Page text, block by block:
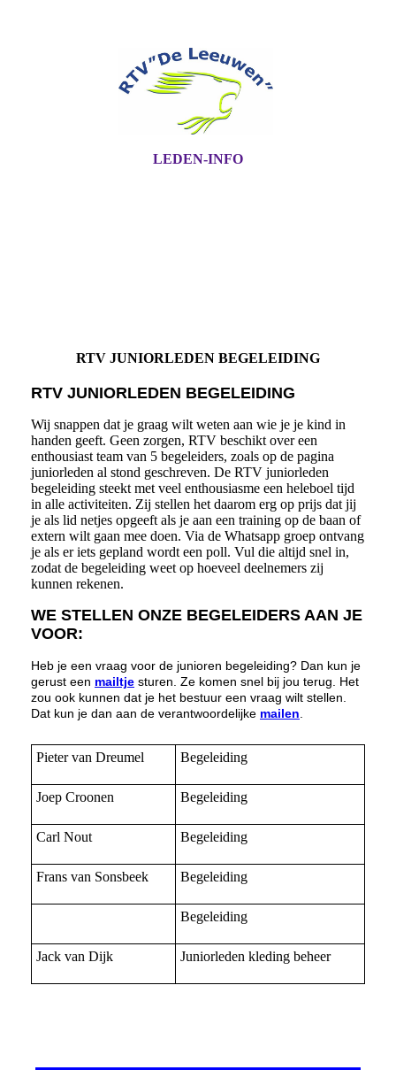
LEDEN-INFO
RTV JUNIORLEDEN BEGELEIDING
RTV JUNIORLEDEN BEGELEIDING
Wij snappen dat je graag wilt weten aan wie je je kind in
handen geeft. Geen zorgen, RTV beschikt over een
enthousiast team van 5 begeleiders, zoals op de pagina
juniorleden al stond geschreven. De RTV juniorleden
begeleiding steekt met veel enthousiasme een heleboel tijd
in alle activiteiten. Zij stellen het daarom erg op prijs dat jij
je als lid netjes opgeeft als je aan een training op de baan of
extern wilt gaan mee doen. Via de Whatsapp groep ontvang
je als er iets gepland wordt een poll. Vul die altijd snel in,
zodat de begeleiding weet op hoeveel deelnemers zij
kunnen rekenen.
WE STELLEN ONZE BEGELEIDERS AAN JE
VOOR:
Heb je een vraag voor de junioren begeleiding? Dan kun je
gerust een mailtje sturen. Ze komen snel bij jou terug. Het
zou ook kunnen dat je het bestuur een vraag wilt stellen.
Dat kun je dan aan de verantwoordelijke mailen
Pieter van Dreumel Begeleiding
Joep Croonen Begeleiding
Carl Nout Begeleiding
Frans van Sonsbeek Begeleiding
Begeleiding
Jack van Dijk Juniorleden kleding beheer